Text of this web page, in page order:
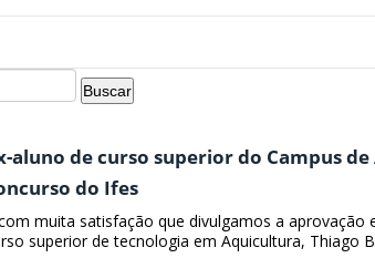
aluno de curso superior do Campus
do Ifes
muita satisfação que divulgamos a
superior de tecnologia em Aquicultura, Thiago